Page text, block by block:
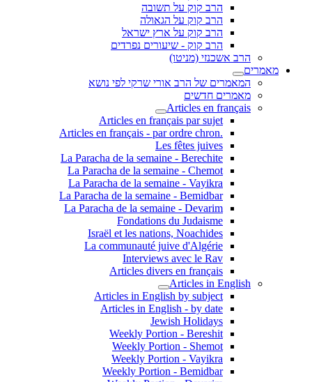
הרב קוק על תשובה
הרב קוק על הגאולה
הרב קוק על ארץ ישראל
הרב קוק - שיעורים נפרדים
הרב אשכנזי (מניטו)
מאמרים
המאמרים של הרב אורי שרקי לפי נושא
מאמרים חדשים
Articles en français
Articles en français par sujet
.Articles en français - par ordre chron
Les fêtes juives
La Paracha de la semaine - Berechite
La Paracha de la semaine - Chemot
La Paracha de la semaine - Vayikra
La Paracha de la semaine - Bemidbar
La Paracha de la semaine - Devarim
Fondations du Judaisme
Israël et les nations, Noachides
La communauté juive d'Algérie
Interviews avec le Rav
Articles divers en français
Articles in English
Articles in English by subject
Articles in English - by date
Jewish Holidays
Weekly Portion - Bereshit
Weekly Portion - Shemot
Weekly Portion - Vayikra
Weekly Portion - Bemidbar